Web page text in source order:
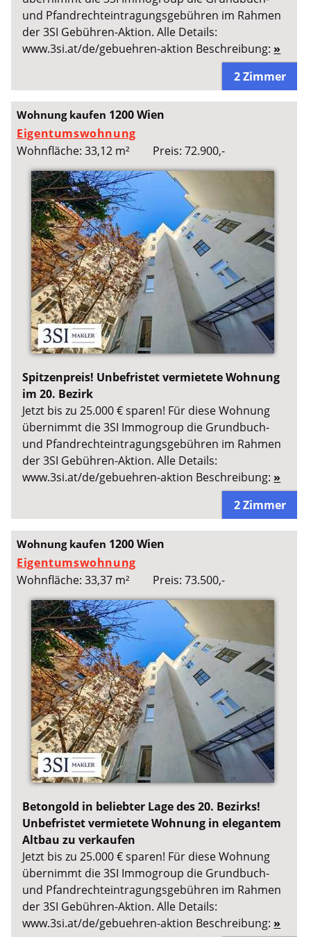
und Pfandrechteintragungsgebühren im Rahmen
der 3SI Gebühren-Aktion. Alle Details:
www.3si.at/de/gebuehren-aktion Beschreibung: »
2 Zimmer
Wohnung kaufen 1200 Wien
Eigentumswohnung
Wohnfläche: 33,12 m²
Preis: 72.900,-
Spitzenpreis! Unbefristet vermietete Wohnung
im 20. Bezirk
Jetzt bis zu 25.000 € sparen! Für diese Wohnung
übernimmt die 3SI Immogroup die Grundbuch-
und Pfandrechteintragungsgebühren im Rahmen
der 3SI Gebühren-Aktion. Alle Details:
www.3si.at/de/gebuehren-aktion Beschreibung: »
2 Zimmer
Wohnung kaufen 1200 Wien
Eigentumswohnung
Wohnfläche: 33,37 m²
Preis: 73.500,-
Betongold in beliebter Lage des 20. Bezirks!
Unbefristet vermietete Wohnung in elegantem
Altbau zu verkaufen
Jetzt bis zu 25.000 € sparen! Für diese Wohnung
übernimmt die 3SI Immogroup die Grundbuch-
und Pfandrechteintragungsgebühren im Rahmen
der 3SI Gebühren-Aktion. Alle Details:
www.3si.at/de/gebuehren-aktion Beschreibung: »